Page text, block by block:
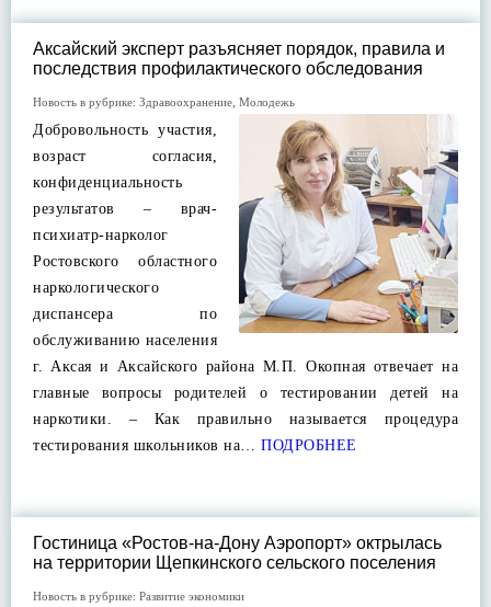
Аксайский эксперт разъясняет порядок, правила и
последствия профилактического обследования
Новость в рубрике: Здравоохранение Молодежь
Добровольность участия,
возраст согласия,
конфиденциальность
результатов – врач-
психиатр-нарколог
Ростовского областного
наркологического
диспансера по
обслуживанию населения
г. Аксая и Аксайского района М.П. Окопная отвечает на
главные вопросы родителей о тестировании детей на
наркотики. – Как правильно называется процедура
тестирования школьников на… ПОДРОБНЕЕ
Гостиница «Ростов-на-Дону Аэропорт» октрылась
на территории Щепкинского сельского поселения
Новость в рубрике: Развитие экономики